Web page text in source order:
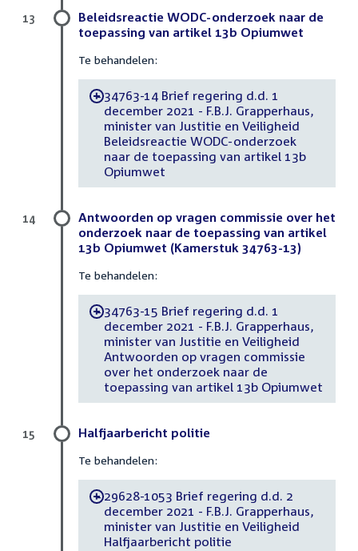
Beleidsreactie WODC-onderzoek naar de
toepassing van artikel 13b Opiumwet
Te behandelen:
-34763-14 Brief regering d.d. 1
december 2021 - F.B.J. Grapperhaus,
minister van Justitie en Veiligheid
Beleidsreactie WODC-onderzoek
naar de toepassing van artikel 13b
Opiumwet
13
Antwoorden op vragen commissie over het
onderzoek naar de toepassing van artikel
13b Opiumwet (Kamerstuk 34763-13)
Te behandelen:
-34763-15 Brief regering d.d. 1
december 2021 - F.B.J. Grapperhaus,
minister van Justitie en Veiligheid
Antwoorden op vragen commissie
over het onderzoek naar de
toepassing van artikel 13b Opiumwet
14
Halfjaarbericht politie
Te behandelen:
-29628-1053 Brief regering d.d. 2
december 2021 - F.B.J. Grapperhaus,
minister van Justitie en Veiligheid
Halfjaarbericht politie
15